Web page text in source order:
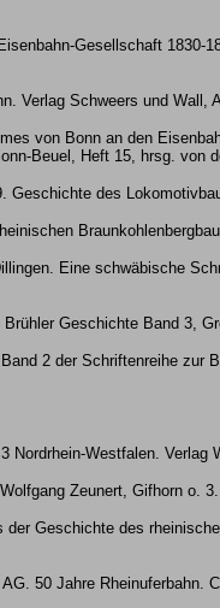
Gesellschaft
Verlag Schweers und Wall,
von Bonn an den
Beuel, Heft 15, hrsg. von
Geschichte des
Eine schwäbische
Geschichte Band 3,
2 der Schriftenreihe zur
Westfalen. Verlag
Zeunert, Gifhorn o. 3.
Geschichte des
50 Jahre Rheinuferbahn.